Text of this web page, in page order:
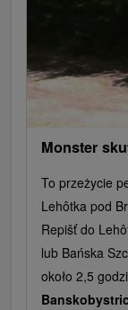
Monster
To przeżycie
Lehôtka pod
Repišť do
lub Bańska
około 2,5